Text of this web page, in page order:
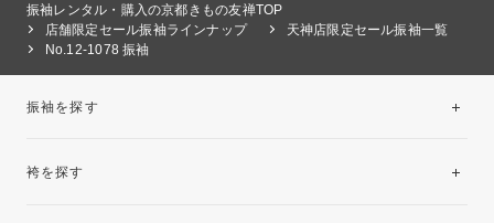
振袖レンタル・購入の京都きもの友禅TOP
店舗限定セール振袖ラインナップ
天神店限定セール振袖一覧
No.12-1078 振袖
振袖を探す
袴を探す